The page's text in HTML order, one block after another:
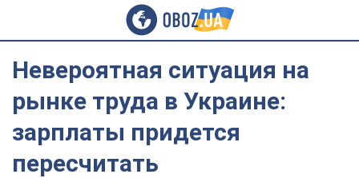
Невероятная ситуация на
рынке труда в Украине:
зарплаты придется
пересчитать